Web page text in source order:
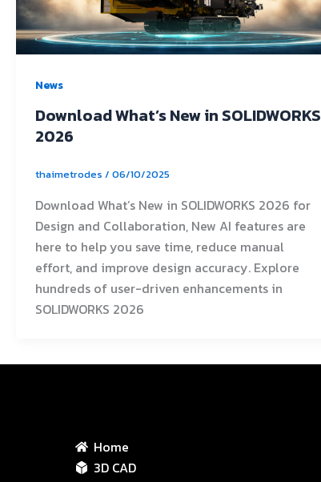
News
Download What’s New in SOLIDWORKS
2026
thaimetrodes / 06/10/2025
Download What’s New in SOLIDWORKS 2026 for
Design and Collaboration, New AI features are
here to help you save time, reduce manual
effort, and improve design accuracy. Explore
hundreds of user-driven enhancements in
SOLIDWORKS 2026
Home
3D CAD